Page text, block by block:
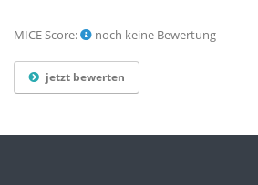
MICE Score: noch keine Bewertung
jetzt bewerten